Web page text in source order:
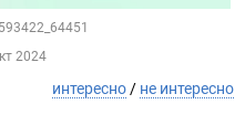
2024
интересно / не интересно